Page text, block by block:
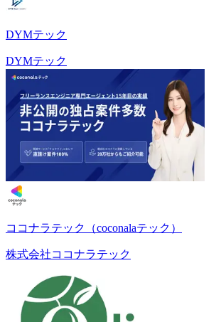
DYMテック
DYMテック
ココナラテック（coconalaテック）
株式会社ココナラテック